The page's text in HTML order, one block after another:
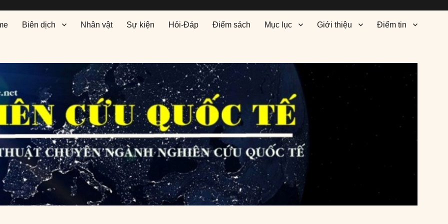
Biên dịch Nhân vật Sự kiện Hỏi-Đáp Điểm sách Mục lục Giới thiệu Điểm tin